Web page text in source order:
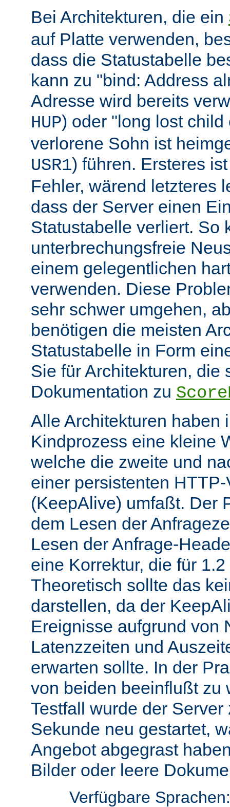
Bei Architekturen, die ein
auf Platte verwenden,
dass die Statustabelle
kann zu "bind: Address
Adresse wird bereits
HUP) oder "long lost
verlorene Sohn ist
USR1) führen. Ersteres
Fehler, wärend letzteres
dass der Server einen
Statustabelle verliert. So
unterbrechungsfreie
einem gelegentlichen
verwenden. Diese
sehr schwer umgehen,
benötigen die meisten
Statustabelle in Form
Sie für Architekturen, die
Dokumentation zu
Alle Architekturen haben
Kindprozess eine kleine
welche die zweite und
einer persistenten
(KeepAlive) umfaßt. Der
dem Lesen der
Lesen der Anfrage-
eine Korrektur, die für
Theoretisch sollte das
darstellen, da der
Ereignisse aufgrund von
Latenzzeiten und
erwarten sollte. In der
von beiden beeinflußt zu
Testfall wurde der
Sekunde neu gestartet,
Angebot abgegrast
Bilder oder leere
Verfügbare